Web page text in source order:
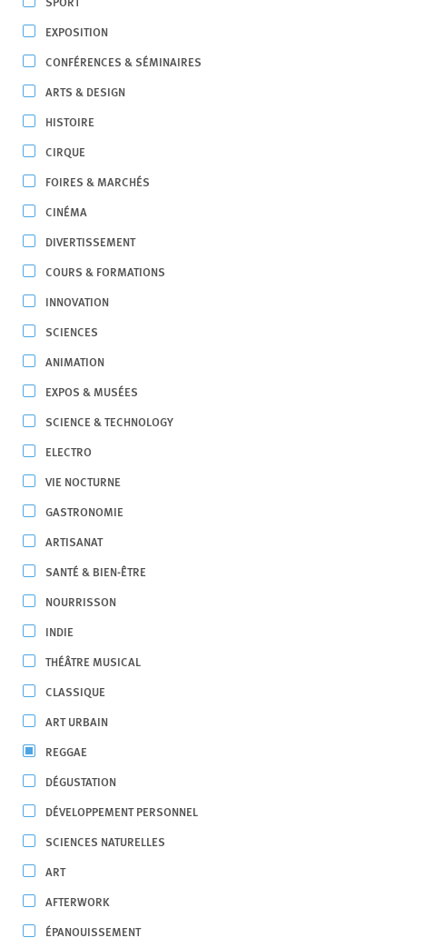
EXPOSITION
CONFÉRENCES & SÉMINAIRES
ARTS & DESIGN
HISTOIRE
CIRQUE
FOIRES & MARCHÉS
CINÉMA
DIVERTISSEMENT
COURS & FORMATIONS
INNOVATION
SCIENCES
ANIMATION
EXPOS & MUSÉES
SCIENCE & TECHNOLOGY
ELECTRO
VIE NOCTURNE
GASTRONOMIE
ARTISANAT
SANTÉ & BIEN-ÊTRE
NOURRISSON
INDIE
THÉÂTRE MUSICAL
CLASSIQUE
ART URBAIN
REGGAE
DÉGUSTATION
DÉVELOPPEMENT PERSONNEL
SCIENCES NATURELLES
ART
AFTERWORK
ÉPANOUISSEMENT